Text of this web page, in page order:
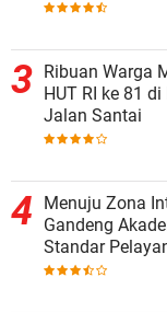
Ribuan Warga
HUT RI ke 81
Jalan Santai
Menuju Zona
Gandeng
Standar